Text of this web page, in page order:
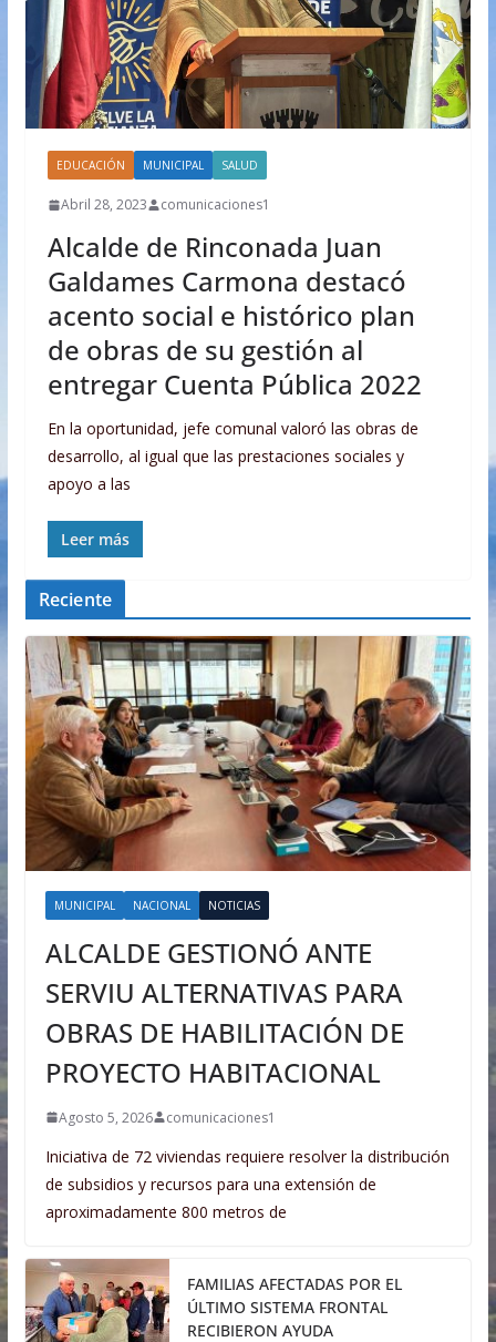
EDUCACIÓN MUNICIPAL SALUD
Abril 28, 2023 comunicaciones1
Alcalde de Rinconada Juan
Galdames Carmona destacó
acento social e histórico plan
de obras de su gestión al
entregar Cuenta Pública 2022
En la oportunidad, jefe comunal valoró las obras de
desarrollo, al igual que las prestaciones sociales y
apoyo a las
Leer más
Reciente
MUNICIPAL NACIONAL NOTICIAS
ALCALDE GESTIONÓ ANTE
SERVIU ALTERNATIVAS PARA
OBRAS DE HABILITACIÓN DE
PROYECTO HABITACIONAL
Agosto 5, 2026 comunicaciones1
Iniciativa de 72 viviendas requiere resolver la distribución
de subsidios y recursos para una extensión de
aproximadamente 800 metros de
FAMILIAS AFECTADAS POR EL
ÚLTIMO SISTEMA FRONTAL
RECIBIERON AYUDA